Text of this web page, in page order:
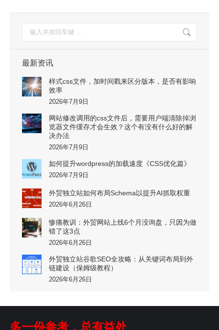
索：
最新资讯
样式css文件，加时间戳来区分版本，是否有影响
效率
2026年7月9日
网站修改调用的css文件后，需要用户端清除掉浏
览器文件缓存才会生效？这个有没有什么好的解
决办法
2026年7月9日
如何提升wordpress的加载速度《CSS优化篇》
2026年7月9日
外贸独立站如何布局Schema以提升AI抓取权重
2026年6月26日
惨痛教训：外贸网站上线6个月没询盘，只因为做
错了这3点
2026年6月26日
外贸独立站谷歌SEO全攻略：从关键词布局到外
链建设（保姆级教程）
2026年6月26日
多一份参考，总有益处